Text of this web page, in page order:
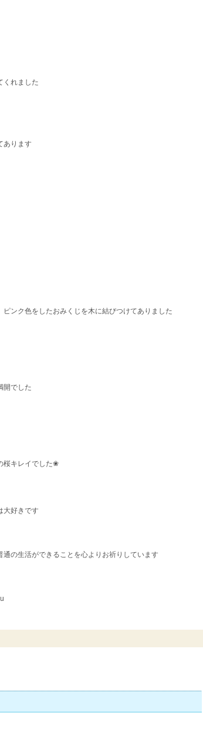
くれました
あります
ンク色をしたおみくじを木に結びつけてありました
開でした
桜キレイでした❀
大好きです
の生活ができることを心よりお祈りしています